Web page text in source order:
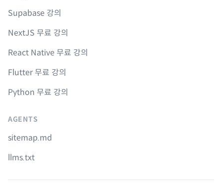
Supabase 강의
NextJS 무료 강의
React Native 무료 강의
Flutter 무료 강의
Python 무료 강의
AGENTS
sitemap.md
llms.txt